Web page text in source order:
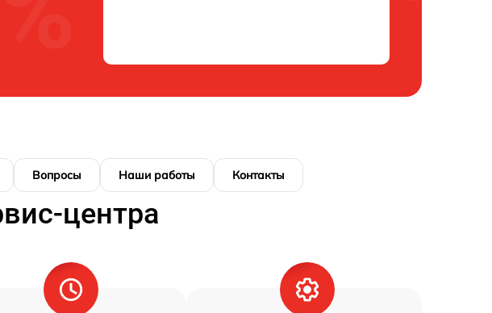
Вопросы Наши работы Контакты
центра